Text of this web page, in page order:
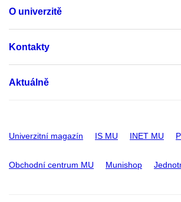
O univerzitě
Kontakty
Aktuálně
Univerzitní magazín IS MU INET MU
Obchodní centrum MU Munishop